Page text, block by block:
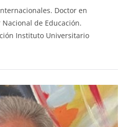
Doctor en
de Educación.
Instituto Universitario